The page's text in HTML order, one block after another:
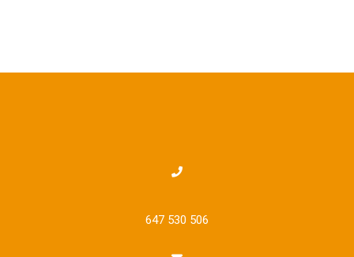
647 530 506